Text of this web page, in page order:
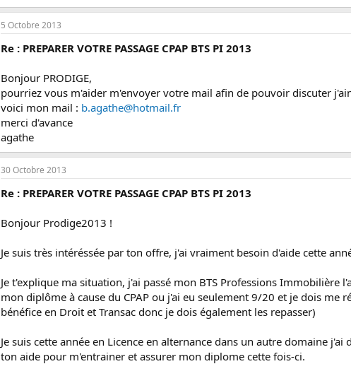
5 Octobre 2013
Re : PREPARER VOTRE PASSAGE CPAP BTS PI 2013
Bonjour PRODIGE,
pourriez vous m'aider m'envoyer votre mail afin de pouvoir discuter
voici mon mail : b.agathe@hotmail.fr
merci d'avance
agathe
30 Octobre 2013
Re : PREPARER VOTRE PASSAGE CPAP BTS PI 2013
Bonjour Prodige2013 !
Je suis très intéréssée par ton offre, j'ai vraiment besoin d'aide cette
Je t'explique ma situation, j'ai passé mon BTS Professions Immobilière
mon diplôme à cause du CPAP ou j'ai eu seulement 9/20 et je dois
bénéfice en Droit et Transac donc je dois également les repasser)
Je suis cette année en Licence en alternance dans un autre domaine
ton aide pour m'entrainer et assurer mon diplome cette fois-ci.